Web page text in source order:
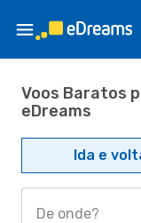
Voos Baratos
eDreams
Ida e
De onde?